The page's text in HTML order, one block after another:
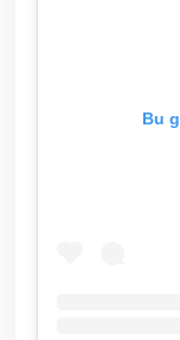
Bu